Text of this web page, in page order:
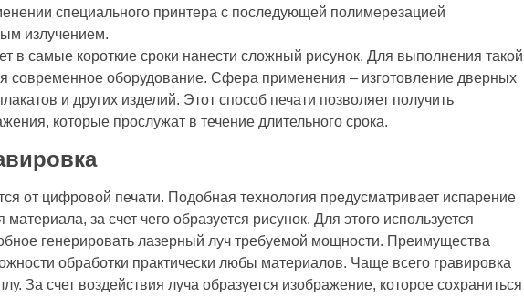
специального принтера с последующей полимерезацией
излучением.
в самые короткие сроки нанести сложный рисунок. Для выполнения такой
современное оборудование. Сфера применения – изготовление дверных
и других изделий. Этот способ печати позволяет получить
которые прослужат в течение длительного срока.
от цифровой печати. Подобная технология предусматривает испарение
материала, за счет чего образуется рисунок. Для этого используется
генерировать лазерный луч требуемой мощности. Преимущества
обработки практически любы материалов. Чаще всего гравировка
За счет воздействия луча образуется изображение, которое сохраниться